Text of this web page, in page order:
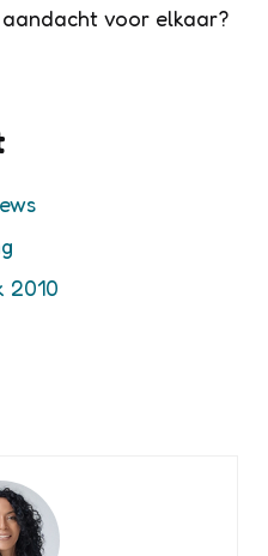
voor elkaar?
2010